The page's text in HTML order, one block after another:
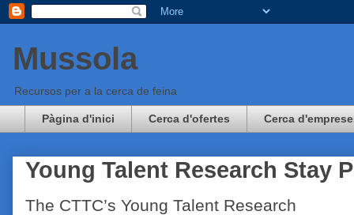
Mussola
Recursos per a la cerca de feina
Pàgina d'inici Cerca d'ofertes Cerca
Young Talent Research Stay
The CTTC’s Young Talent Research